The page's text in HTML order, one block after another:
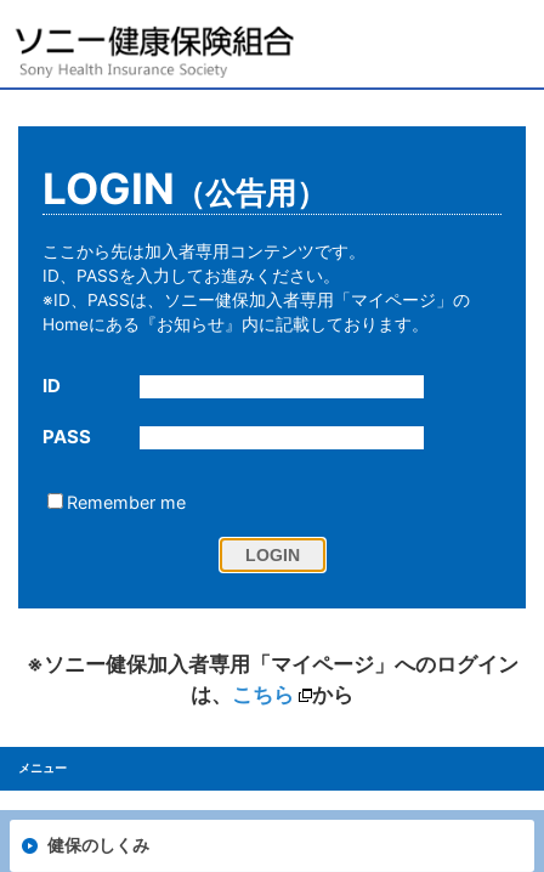
LOGIN （公告用）
ここから先は加入者専用コンテンツです。
ID、PASSを入力してお進みください。
※ID、PASSは、ソニー健保加入者専用「マイページ」の
Homeにある『お知らせ』内に記載しております。
ID
PASS
Remember me
※ソニー健保加入者専用「マイページ」へのログイン
は、 こちら から
メニュー
健保のしくみ